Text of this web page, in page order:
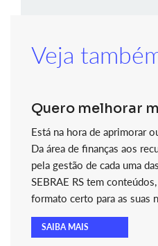
Veja
Quero melhorar
Está na hora de aprimorar
Da área de finanças aos
pela gestão de cada uma
SEBRAE RS tem
formato certo para as suas
SAIBA MAIS